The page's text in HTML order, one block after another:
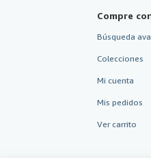
Compre
Búsqueda
Colecciones
Mi cuenta
Mis pedidos
Ver carrito